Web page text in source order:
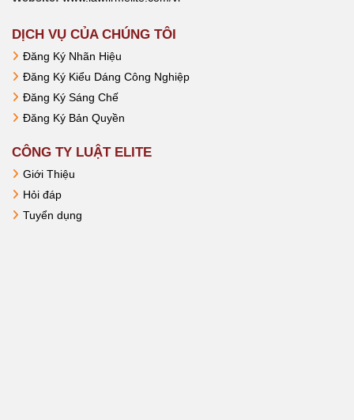
DỊCH VỤ CỦA CHÚNG TÔI
Đăng Ký Nhãn Hiệu
Đăng Ký Kiểu Dáng Công Nghiệp
Đăng Ký Sáng Chế
Đăng Ký Bản Quyền
CÔNG TY LUẬT ELITE
Giới Thiệu
Hỏi đáp
Tuyển dụng